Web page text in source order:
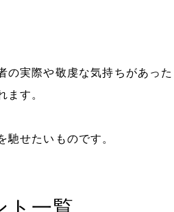
実際や敬虔な気持ちがあっ
ます。
せたいものです。